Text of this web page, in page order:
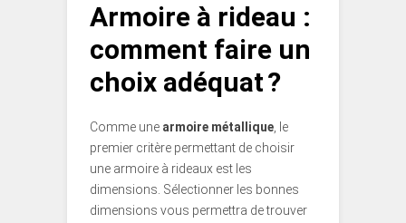
Armoire à rideau :
comment faire un
choix adéquat ?
Comme une armoire métallique , le
premier critère permettant de choisir
une armoire à rideaux est les
dimensions. Sélectionner les bonnes
dimensions vous permettra de trouver